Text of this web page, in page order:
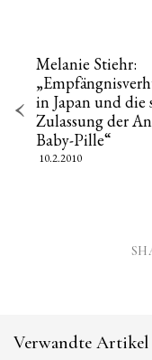
Melanie Stiehr:
in Japan und die
Zulassung der
Baby-Pille“
10.2.2010
Verwandte Artikel